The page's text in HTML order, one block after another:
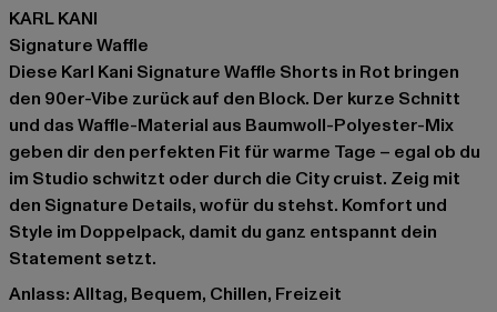
KARL KANI
Signature Waffle
Diese Karl Kani Signature Waffle Shorts in Rot bringen
den 90er-Vibe zurück auf den Block. Der kurze Schnitt
und das Waffle-Material aus Baumwoll-Polyester-Mix
geben dir den perfekten Fit für warme Tage – egal ob du
im Studio schwitzt oder durch die City cruist. Zeig mit
den Signature Details, wofür du stehst. Komfort und
Style im Doppelpack, damit du ganz entspannt dein
Statement setzt.
Anlass: Alltag, Bequem, Chillen, Freizeit